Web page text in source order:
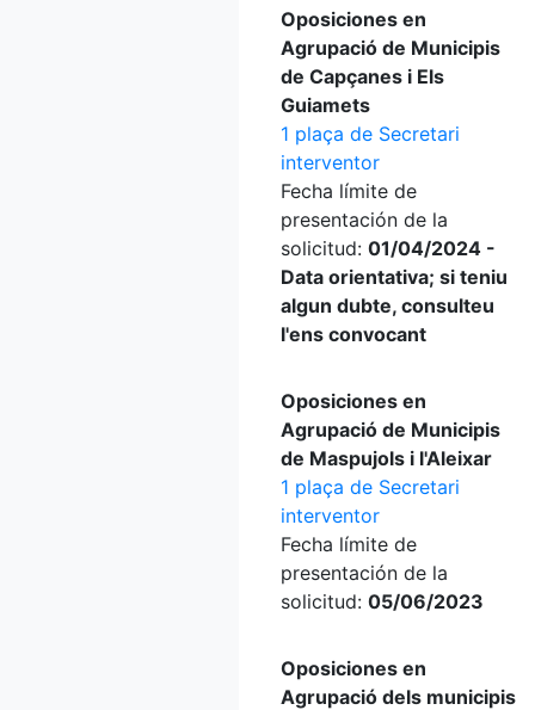
Oposiciones en
Agrupació de Municipis
de Capçanes i Els
Guiamets
1 plaça de Secretari
interventor
Fecha límite de
presentación de la
solicitud: 01/04/2024 -
Data orientativa; si teniu
algun dubte, consulteu
l'ens convocant
Oposiciones en
Agrupació de Municipis
de Maspujols i l'Aleixar
1 plaça de Secretari
interventor
Fecha límite de
presentación de la
solicitud: 05/06/2023
Oposiciones en
Agrupació dels municipis